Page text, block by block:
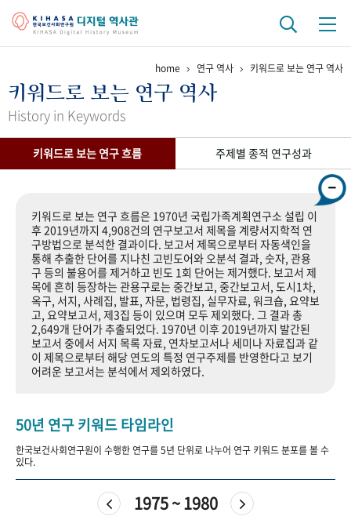
걸어온 길 기관 변천사 역대 기관장
연구 역사
기록물 아카이브
사진 아카이브 문서 기록물 행정박물 영상 기록물
+1주년 기념
성과 50선 숫자로 보는 50년 50+1주년 광장
세계와 함께 한 KIHASA
VR 역사관
home 연구 역사 키워드로 보는 연구 역사
키워드로 보는 연구 역사
History in Keywords
키워드로 보는 연구 흐름 주제별 종적 연구성과
키워드로 보는 연구 흐름은 1970년 국립가족계획연구소 설립 이
후 2019년까지 4,908건의 연구보고서 제목을 계량서지학적 연
구방법으로 분석한 결과이다. 보고서 제목으로부터 자동색인을
통해 추출한 단어를 지나친 고빈도어와 오분석 결과, 숫자, 관용
구 등의 불용어를 제거하고 빈도 1회 단어는 제거했다. 보고서 제
목에 흔히 등장하는 관용구로는 중간보고, 중간보고서, 도시1차,
옥구, 서지, 사례집, 발표, 자문, 법령집, 실무자료, 워크숍, 요약보
고, 요약보고서, 제3집 등이 있으며 모두 제외했다. 그 결과 총
2,649개 단어가 추출되었다. 1970년 이후 2019년까지 발간된
보고서 중에서 서지 목록 자료, 연차보고서나 세미나 자료집과 같
이 제목으로부터 해당 연도의 특정 연구주제를 반영한다고 보기
어려운 보고서는 분석에서 제외하였다.
50년 연구 키워드 타임라인
한국보건사회연구원이 수행한 연구를 5년 단위로 나누어 연구 키워드 분포를 볼 수
있다.
1975 ~ 1980